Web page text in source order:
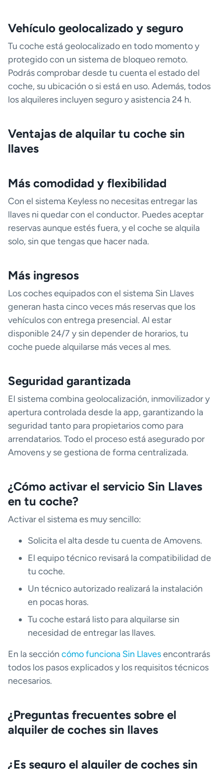
Vehículo geolocalizado y seguro
Tu coche está geolocalizado en todo momento y
protegido con un sistema de bloqueo remoto.
Podrás comprobar desde tu cuenta el estado del
coche, su ubicación o si está en uso. Además, todos
los alquileres incluyen seguro y asistencia 24 h.
Ventajas de alquilar tu coche sin
llaves
Más comodidad y flexibilidad
Con el sistema Keyless no necesitas entregar las
llaves ni quedar con el conductor. Puedes aceptar
reservas aunque estés fuera, y el coche se alquila
solo, sin que tengas que hacer nada.
Más ingresos
Los coches equipados con el sistema Sin Llaves
generan hasta cinco veces más reservas que los
vehículos con entrega presencial. Al estar
disponible 24/7 y sin depender de horarios, tu
coche puede alquilarse más veces al mes.
Seguridad garantizada
El sistema combina geolocalización, inmovilizador y
apertura controlada desde la app, garantizando la
seguridad tanto para propietarios como para
arrendatarios. Todo el proceso está asegurado por
Amovens y se gestiona de forma centralizada.
¿Cómo activar el servicio Sin Llaves
en tu coche?
Activar el sistema es muy sencillo:
Solicita el alta desde tu cuenta de Amovens.
El equipo técnico revisará la compatibilidad de
tu coche.
Un técnico autorizado realizará la instalación
en pocas horas.
Tu coche estará listo para alquilarse sin
necesidad de entregar las llaves.
En la sección cómo funciona Sin Llavesencontrarás
todos los pasos explicados y los requisitos técnicos
necesarios.
¿Preguntas frecuentes sobre el
alquiler de coches sin llaves
¿Es seguro el alquiler de coches sin